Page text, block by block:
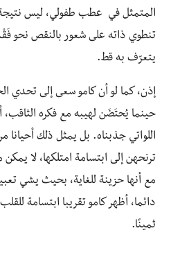
المتمثل في عطب طفولي، ليس
تنطوي ذاته على شعور بالنقص نحو
يتعرّف به قط.
إذن، كما لو أن كامو سعى إلى تحدي
حينما يُحتَضَن لهيبه مع فكره الثاقب،
اللواتي جذبناه. بل يمثل ذلك
ترنحهن إلى ابتسامة امتلكها، لا يمكن
مع أنها حزينة للغاية، بحيث يشي
دائما، أظهر كامو تقريبا ابتسامة
ثمينًا.